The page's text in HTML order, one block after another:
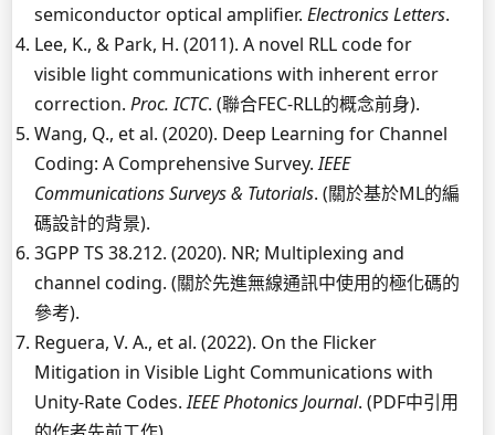
semiconductor optical amplifier. Electronics Letters.
Lee, K., & Park, H. (2011). A novel RLL code for
visible light communications with inherent error
correction. Proc. ICTC. (聯合FEC-RLL的概念前身).
Wang, Q., et al. (2020). Deep Learning for Channel
Coding: A Comprehensive Survey.IEEE
Communications Surveys & Tutorials. (關於基於ML的編
碼設計的背景).
3GPP TS 38.212. (2020). NR; Multiplexing and
channel coding. (關於先進無線通訊中使用的極化碼的
參考).
Reguera, V. A., et al. (2022). On the Flicker
Mitigation in Visible Light Communications with
Unity-Rate Codes.IEEE Photonics Journal. (PDF中引用